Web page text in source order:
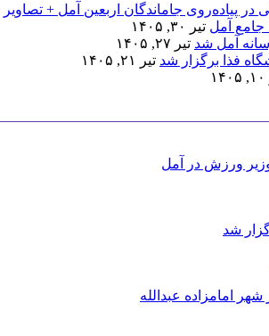
پیاده‌روی جاماندگان اربعین آمل + تصاویر
آمل تیر ۳۰, ۱۴۰۵
آمل شد تیر ۲۷, ۱۴۰۵
فذا برگزار شد تیر ۲۱, ۱۴۰۵
وزیر ورزش در آمل
شد
امامزاده عبدالله